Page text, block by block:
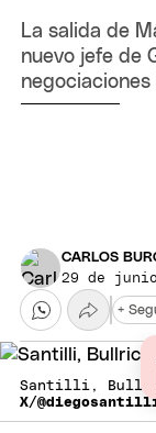
La salida de
nuevo jefe de
negociaciones
CARLOS
29 de
+
Santilli,
X/